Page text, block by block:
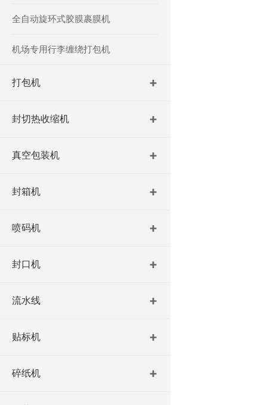
全自动旋环式胶膜裹膜机
机场专用行李缠绕打包机
打包机
封切热收缩机
真空包装机
封箱机
喷码机
封口机
流水线
贴标机
碎纸机